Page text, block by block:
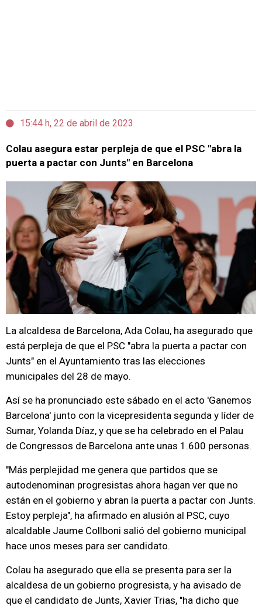
15:44 h, 22 de abril de 2023
Colau asegura estar perpleja de que el PSC "abra la
puerta a pactar con Junts" en Barcelona
La alcaldesa de Barcelona, Ada Colau, ha asegurado que
está perpleja de que el PSC "abra la puerta a pactar con
Junts" en el Ayuntamiento tras las elecciones
municipales del 28 de mayo.
Así se ha pronunciado este sábado en el acto 'Ganemos
Barcelona' junto con la vicepresidenta segunda y líder de
Sumar, Yolanda Díaz, y que se ha celebrado en el Palau
de Congressos de Barcelona ante unas 1.600 personas.
"Más perplejidad me genera que partidos que se
autodenominan progresistas ahora hagan ver que no
están en el gobierno y abran la puerta a pactar con Junts.
Estoy perpleja", ha afirmado en alusión al PSC, cuyo
alcaldable Jaume Collboni salió del gobierno municipal
hace unos meses para ser candidato.
Colau ha asegurado que ella se presenta para ser la
alcaldesa de un gobierno progresista, y ha avisado de
que el candidato de Junts, Xavier Trias, "ha dicho que